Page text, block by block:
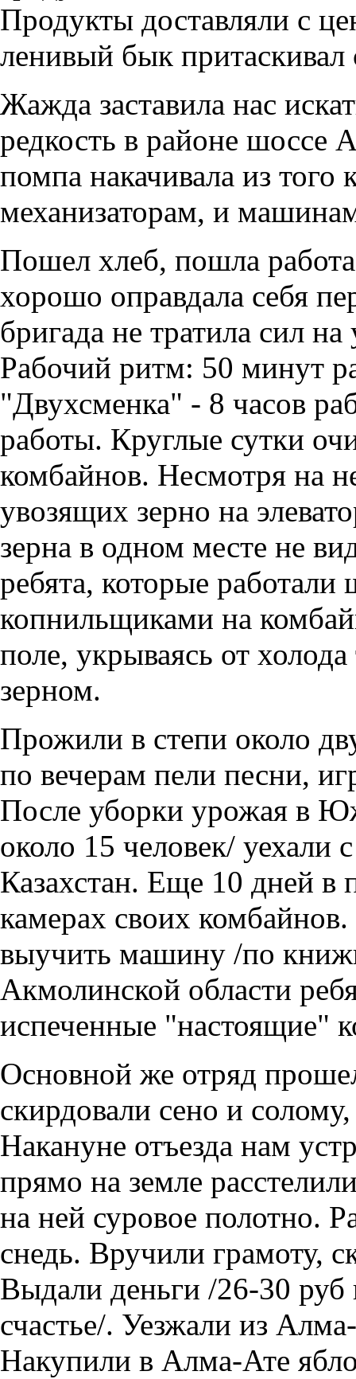
Продукты доставляли с
ленивый бык
Жажда заставила нас
редкость в районе шоссе
помпа накачивала из
механизаторам, и
Пошел хлеб, пошла
хорошо оправдала себя
бригада не тратила сил на
Рабочий ритм: 50 минут
"Двухсменка" - 8 часов
работы. Круглые сутки
комбайнов. Несмотря на
увозящих зерно на
зерна в одном месте не
ребята, которые
копнильщиками на
поле, укрываясь от
зерном.
Прожили в степи около
по вечерам пели песни,
После уборки урожая в
около 15 человек/
Казахстан. Еще 10 дней
камерах своих
выучить машину /по
Акмолинской области
испеченные "настоящие"
Основной же отряд
скирдовали сено и
Накануне отъезда нам
прямо на земле
на ней суровое полотно.
снедь. Вручили грамоту,
Выдали деньги /26-30 руб
счастье/. Уезжали из
Накупили в Алма-Ате